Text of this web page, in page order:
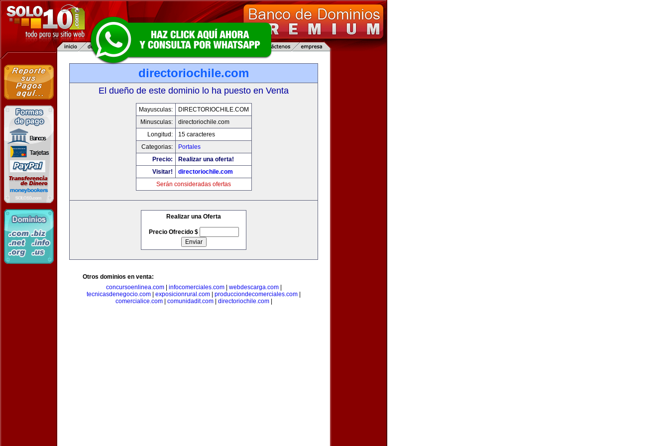
directoriochile.com
El dueño de este dominio lo ha puesto en Venta
Mayusculas:
DIRECTORIOCHILE.COM
Minusculas:
directoriochile.com
Longitud:
15 caracteres
Categorias:
Portales
Precio:
Realizar una oferta!
Visitar!
directoriochile.com
Serán consideradas ofertas
Realizar una Oferta
Precio Ofrecido $
Otros dominios en venta:
concursoenlinea.com| infocomerciales.com| webdescarga.com|
tecnicasdenegocio.com
exposicionrural.com producciondecomerciales.com
comercialice.com| comunidadit.com| directoriochile.com|